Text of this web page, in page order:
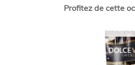
Profitez de cette